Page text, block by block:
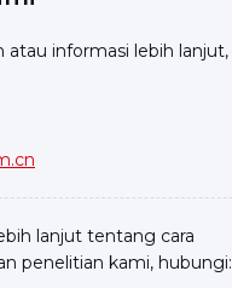
atau informasi lebih lanjut,
lanjut tentang cara
penelitian kami, hubungi: